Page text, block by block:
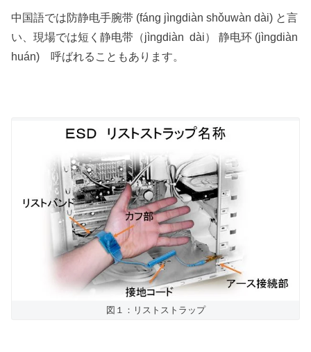
中国語では防静电手腕带 (fáng jìngdiàn shǒuwàn dài) と言
い、現場では短く静电带（jìngdiàn dài） 静电环 (jìngdiàn
huán) 呼ばれることもあります。
図１：リストストラップ